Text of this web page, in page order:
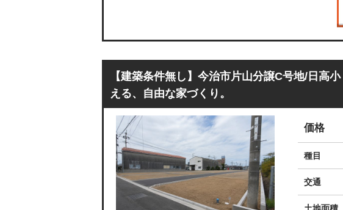
【建築条件無し】今治市片山分譲C号地/日
える、自由な家づくり。
価格
種目
交通